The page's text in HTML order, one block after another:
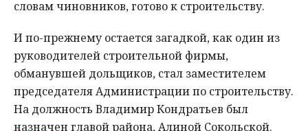
словам чиновников, готово к строительству.
И по-прежнему остается загадкой, как один из
руководителей строительной фирмы,
обманувшей дольщиков, стал заместителем
председателя Администрации по строительству.
На должность Владимир Кондратьев был
назначен главой района, Алиной Сокольской.